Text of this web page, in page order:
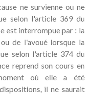
ne survienne ou ne
selon l'article 369 du
est interrompue par : la
de l'avoué lorsque la
selon l'article 374 du
reprend son cours en
où elle a été
il ne saurait